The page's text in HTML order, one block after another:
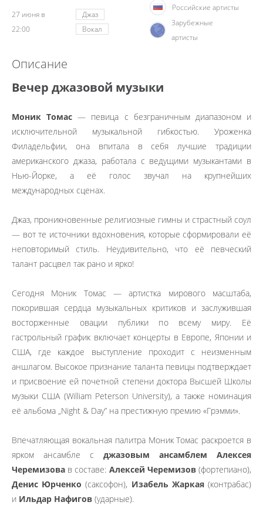
27 июня в
22:00
Джаз
Вокал
Российские артисты
Зарубежные
артисты
Описание
Вечер джазовой музыки
Моник Томас — певица с безграничным диапазоном и
исключительной музыкальной гибкостью. Уроженка
Филадельфии, она впитала в себя лучшие традиции
американского джаза, работала с ведущими музыкантами в
Нью-Йорке, а её голос звучал на крупнейших
международных сценах.
Джаз, проникновенные религиозные гимны и страстный соул
— вот те источники вдохновения, которые сформировали её
неповторимый стиль. Неудивительно, что её певческий
талант расцвел так рано и ярко!
Сегодня Моник Томас — артистка мирового масштаба,
покорившая сердца музыкальных критиков и заслужившая
восторженные овации публики по всему миру. Её
гастрольный график включает концерты в Европе, Японии и
США, где каждое выступление проходит с неизменным
аншлагом. Высокое признание таланта певицы подтверждает
и присвоение ей почетной степени доктора Высшей Школы
музыки США (William Peterson University), а также номинация
её альбома „Night & Day” на престижную премию «Грэмми».
Впечатляющая вокальная палитра Моник Томас раскроется в
ярком ансамбле с джазовым ансамблем Алексея
Черемизова в составе: Алексей Черемизов(фортепиано),
Денис Юрченко (саксофон), Изабель Жаркая(контрабас)
и Ильдар Нафигов (ударные).